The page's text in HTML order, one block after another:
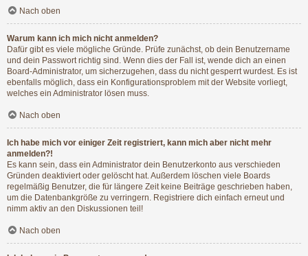
Nach oben
Warum kann ich mich nicht anmelden?
Dafür gibt es viele mögliche Gründe. Prüfe zunächst, ob dein Benutzername
und dein Passwort richtig sind. Wenn dies der Fall ist, wende dich an einen
Board-Administrator, um sicherzugehen, dass du nicht gesperrt wurdest. Es ist
ebenfalls möglich, dass ein Konfigurationsproblem mit der Website vorliegt,
welches ein Administrator lösen muss.
Nach oben
Ich habe mich vor einiger Zeit registriert, kann mich aber nicht mehr
anmelden?!
Es kann sein, dass ein Administrator dein Benutzerkonto aus verschieden
Gründen deaktiviert oder gelöscht hat. Außerdem löschen viele Boards
regelmäßig Benutzer, die für längere Zeit keine Beiträge geschrieben haben,
um die Datenbankgröße zu verringern. Registriere dich einfach erneut und
nimm aktiv an den Diskussionen teil!
Nach oben